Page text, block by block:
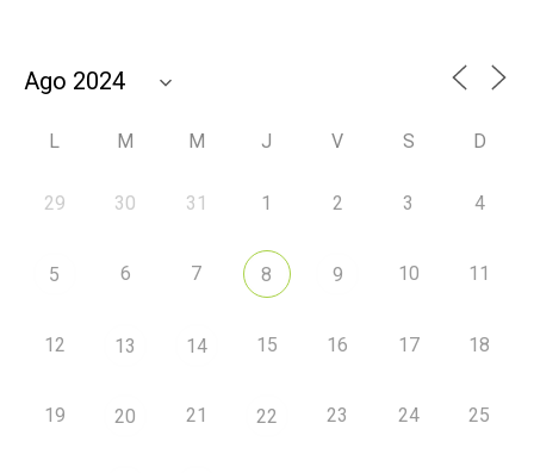
L M M J V S D
29 30 31 1 2 3 4
5 6 7 8 9 10 11
12 13 14 15 16 17 18
19 20 21 22 23 24 25